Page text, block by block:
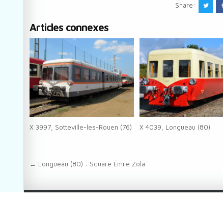
Share:
Articles connexes
X 3997, Sotteville-les-Rouen (76) X 4039, Longueau (80)
Navigation de l’article
← Longueau (80) : Square Émile Zola